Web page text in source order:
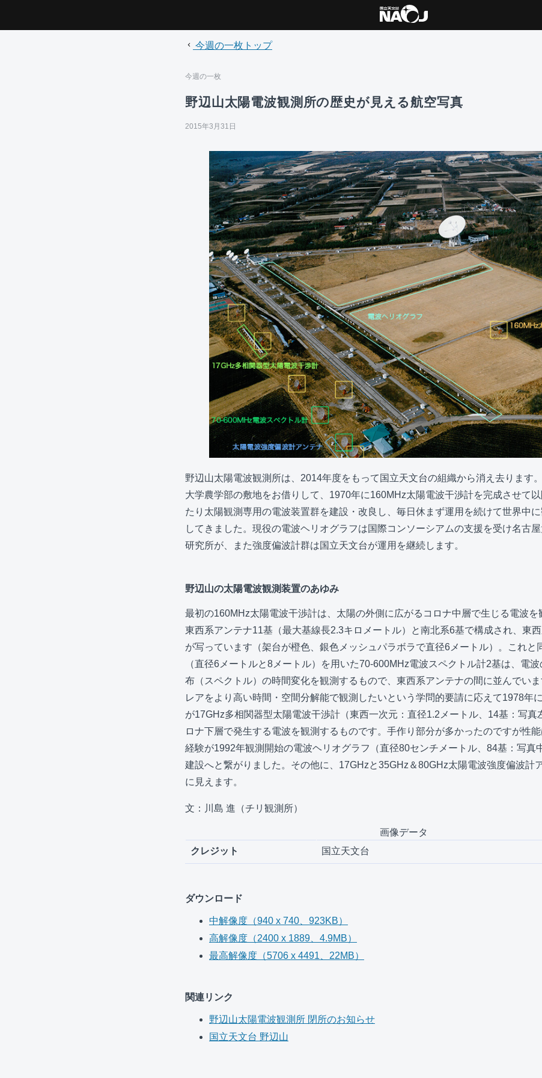
今週の一枚トップ
今週の一枚
野辺山太陽電波観測所の歴史が見える航空写真
2015年3月31日
野辺山太陽電波観測所は、2014年度をもって国立天文台の組織から消え去ります
大学農学部の敷地をお借りして、1970年に160MHz太陽電波干渉計を完成させて
たり太陽観測専用の電波装置群を建設・改良し、毎日休まず運用を続けて世界中
してきました。現役の電波ヘリオグラフは国際コンソーシアムの支援を受け名古
研究所が、また強度偏波計群は国立天文台が運用を継続します。
野辺山の太陽電波観測装置のあゆみ
最初の160MHz太陽電波干渉計は、太陽の外側に広がるコロナ中層で生じる電波を
東西系アンテナ11基（最大基線長2.3キロメートル）と南北系6基で構成され、東
が写っています（架台が橙色、銀色メッシュパラボラで直径6メートル）。これと
（直径6メートルと8メートル）を用いた70-600MHz電波スペクトル計2基は、電
布（スペクトル）の時間変化を観測するもので、東西系アンテナの間に並んでい
レアをより高い時間・空間分解能で観測したいという学問的要請に応えて1978年
が17GHz多相関器型太陽電波干渉計（東西一次元：直径1.2メートル、14基：写真
ロナ下層で発生する電波を観測するものです。手作り部分が多かったのですが性
経験が1992年観測開始の電波ヘリオグラフ（直径80センチメートル、84基：写真
建設へと繋がりました。その他に、17GHzと35GHz＆80GHz太陽電波強度偏波計
に見えます。
文：川島 進（チリ観測所）
クレジット 国立天文台
画像データ
ダウンロード
中解像度（940 x 740、923KB）
高解像度（2400 x 1889、4.9MB）
最高解像度（5706 x 4491、22MB）
関連リンク
野辺山太陽電波観測所 閉所のお知らせ
国立天文台 野辺山